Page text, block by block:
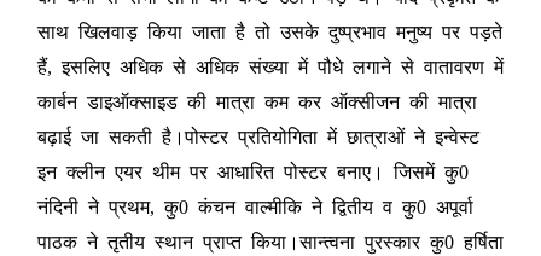
साथ खिलवाड़ किया जाता है तो उसके दुष्प्रभाव मनुष्य पर पड़ते
हैं, इसलिए अधिक से अधिक संख्या में पौधे लगाने से वातावरण में
कार्बन डाइऑक्साइड की मात्रा कम कर ऑक्सीजन की मात्रा
बढ़ाई जा सकती है।पोस्टर प्रतियोगिता में छात्राओं ने इन्वेस्ट
इन क्लीन एयर थीम पर आधारित पोस्टर बनाए। जिसमें कु0
नंदिनी ने प्रथम, कु0 कंचन वाल्मीकि ने द्वितीय व कु0 अपूर्वा
पाठक ने तृतीय स्थान प्राप्त किया।सान्त्वना पुरस्कार कु0 हर्षिता